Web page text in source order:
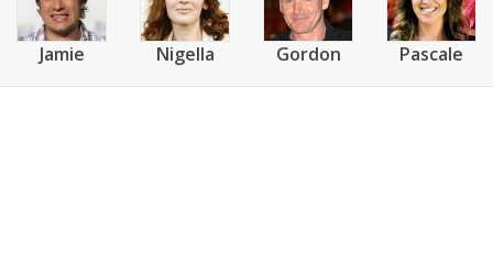
Jamie Nigella Gordon Pascale